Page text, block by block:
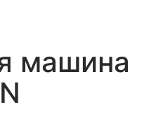
машина